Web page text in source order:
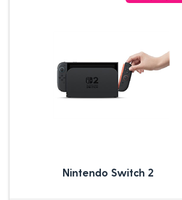
Nintendo Switch 2